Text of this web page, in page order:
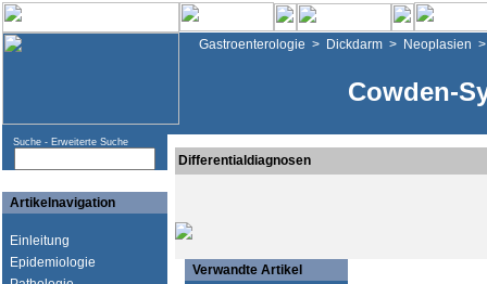
Gastroenterologie > Dickdarm > Neoplasien
Cowden-
Suche - Erweiterte Suche
Artikelnavigation
Einleitung
Epidemiologie
Differentialdiagnosen
Verwandte Artikel